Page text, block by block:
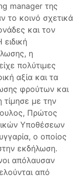
manager της
το κοινό σχετικά
και τον
η
πολύτιμες
αξία και τα
φρούτων και
τίμησε με την
Πρώτος
Υποθέσεων
ο οποίος
εκδήλωση.
απόλαυσαν
από